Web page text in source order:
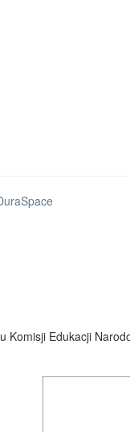
Komisji Edukacji